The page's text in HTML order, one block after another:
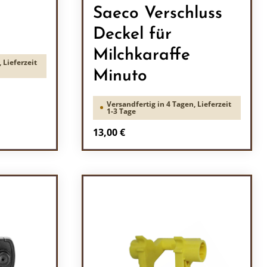
Lieferzeit
Saeco Verschluss
Deckel für
Milchkaraffe
Minuto
Versandfertig in 4 Tagen, Lieferzeit
1-3 Tage
Regulärer Preis:
13,00 €